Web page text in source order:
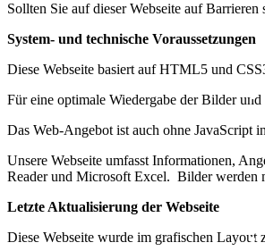
Sollten Sie auf dieser Webseite auf
System- und technische Voraussetzungen
Diese Webseite basiert auf HTML5 und
Für eine optimale Wiedergabe der Bilder
Das Web-Angebot ist auch ohne JavaScript
Unsere Webseite umfasst Informationen,
Reader und Microsoft Excel. Bilder werden
Letzte Aktualisierung der Webseite
Diese Webseite wurde im grafischen Layout